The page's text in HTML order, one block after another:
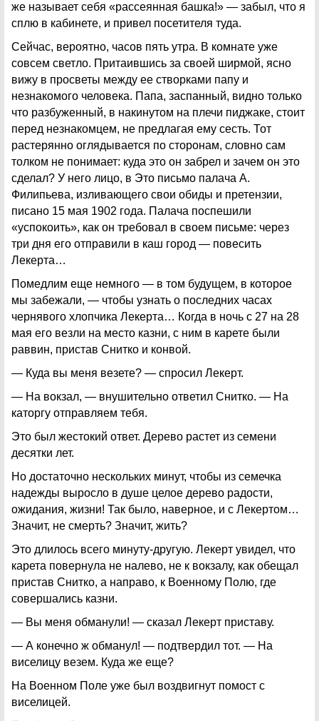
же называет себя «рассеянная башка!» — забыл, что я
сплю в кабинете, и привел посетителя туда.
Сейчас, вероятно, часов пять утра. В комнате уже
совсем светло. Притаившись за своей ширмой, ясно
вижу в просветы между ее створками папу и
незнакомого человека. Папа, заспанный, видно только
что разбуженный, в накинутом на плечи пиджаке, стоит
перед незнакомцем, не предлагая ему сесть. Тот
растерянно оглядывается по сторонам, словно сам
толком не понимает: куда это он забрел и зачем он это
сделал? У него лицо, в Это письмо палача А.
Филипьева, изливающего свои обиды и претензии,
писано 15 мая 1902 года. Палача поспешили
«успокоить», как он требовал в своем письме: через
три дня его отправили в каш город — повесить
Лекерта…
Помедлим еще немного — в том будущем, в которое
мы забежали, — чтобы узнать о последних часах
чернявого хлопчика Лекерта… Когда в ночь с 27 на 28
мая его везли на место казни, с ним в карете были
раввин, пристав Снитко и конвой.
— Куда вы меня везете? — спросил Лекерт.
— На вокзал, — внушительно ответил Снитко. — На
каторгу отправляем тебя.
Это был жестокий ответ. Дерево растет из семени
десятки лет.
Но достаточно нескольких минут, чтобы из семечка
надежды выросло в душе целое дерево радости,
ожидания, жизни! Так было, наверное, и с Лекертом…
Значит, не смерть? Значит, жить?
Это длилось всего минуту-другую. Лекерт увидел, что
карета повернула не налево, не к вокзалу, как обещал
пристав Снитко, а направо, к Военному Полю, где
совершались казни.
— Вы меня обманули! — сказал Лекерт приставу.
— А конечно ж обманул! — подтвердил тот. — На
виселицу везем. Куда же еще?
На Военном Поле уже был воздвигнут помост с
виселицей.